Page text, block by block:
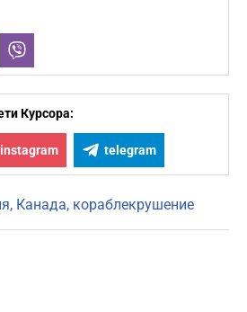
Курсора:
instagram telegram
Канада кораблекрушение